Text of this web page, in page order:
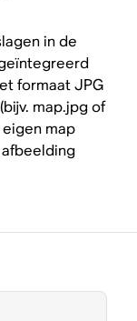
in de
formaat JPG
map.jpg of
map